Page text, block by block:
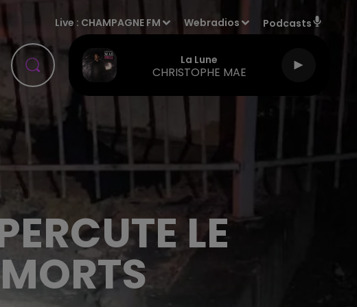
Live : CHAMPAGNE FM Webradios Podcasts
La Lune
CHRISTOPHE MAE
LE